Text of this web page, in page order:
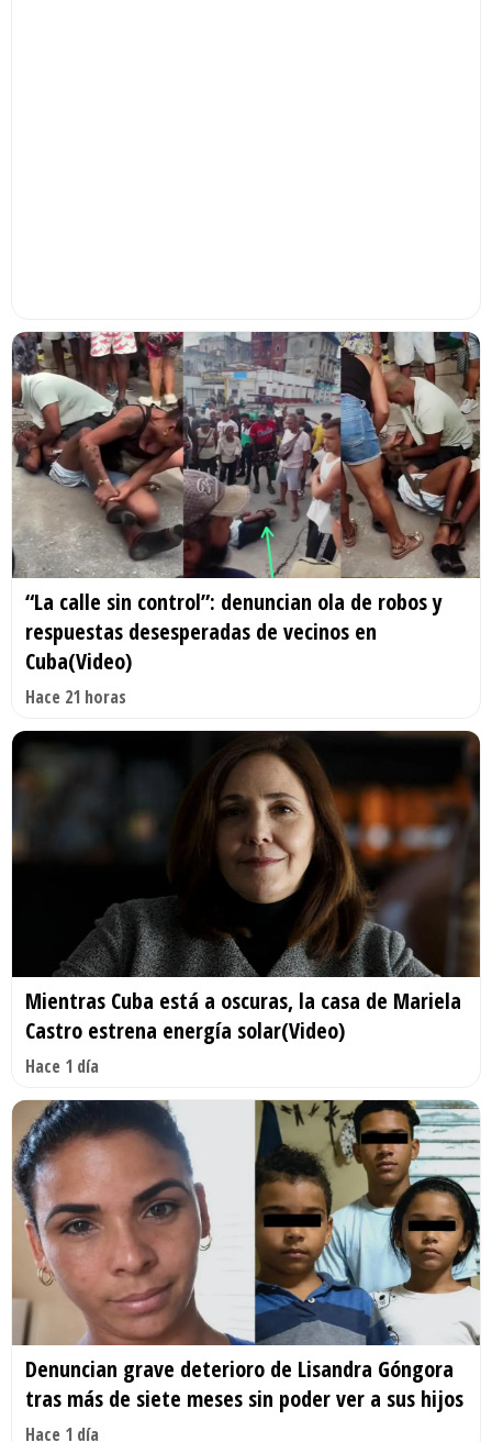
“La calle sin control”: denuncian ola de robos y
respuestas desesperadas de vecinos en
Cuba(Video)
Hace 21 horas
Mientras Cuba está a oscuras, la casa de Mariela
Castro estrena energía solar(Video)
Hace 1 día
Denuncian grave deterioro de Lisandra Góngora
tras más de siete meses sin poder ver a sus hijos
Hace 1 día